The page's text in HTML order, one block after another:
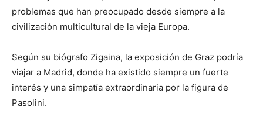
problemas que han preocupado desde siempre a la
civilización multicultural de la vieja Europa.
Según su biógrafo Zigaina, la exposición de Graz podría
viajar a Madrid, donde ha existido siempre un fuerte
interés y una simpatía extraordinaria por la figura de
Pasolini.